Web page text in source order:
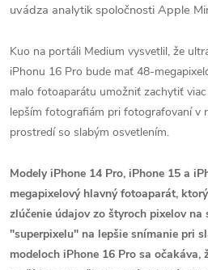
uvádza analytik spoločnosti Apple
Kuo na portáli Medium vysvetlil, že
iPhonu 16 Pro bude mať 48-
malo fotoaparátu umožniť zachytiť
lepším fotografiám pri fotografovaní v
prostredí so slabým osvetlením.
Modely iPhone 14 Pro, iPhone 15 a
megapixelový hlavný fotoaparát,
zlúčenie údajov zo štyroch pixelov na
"superpixelu" na lepšie snímanie pri
modeloch iPhone 16 Pro sa očakáva,